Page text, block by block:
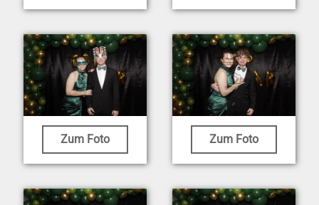
Zum Foto Zum Foto